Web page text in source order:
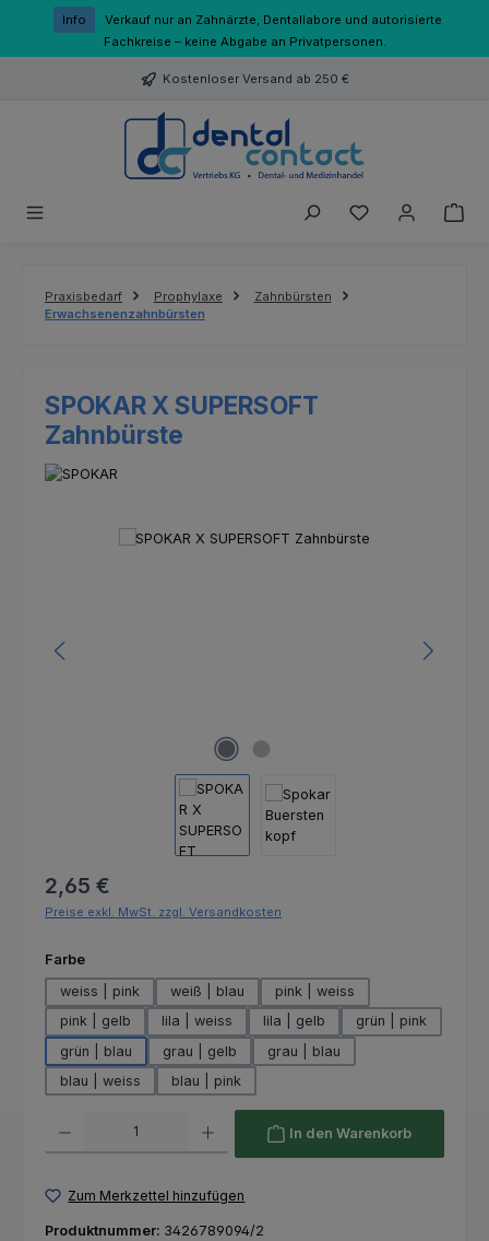
Zum Hauptinhalt springen
Info
Verkauf nur an Zahnärzte, Dentallabore und autorisierte
Fachkreise – keine Abgabe an Privatpersonen.
Kostenloser Versand ab 250 €
Du hast 0
Praxisbedarf Prophylaxe
Zahnbürsten
Erwachsenenzahnbürsten
SPOKAR X SUPERSOFT
Zahnbürste
Bildergalerie überspringen
Regulärer Preis:
2,65 €
Preise exkl. MwSt. zzgl. Versandkosten
Farbeauswählen
weiss | pink
weiß | blau
pink | weiss
pink | gelb
lila | weiss lila | gelb
grün | pink
grün | blau
grau | gelb
grau | blau
blau | weiss
blau | pink
In den Warenkorb
Zum Merkzettel hinzufügen
Produktnummer: 3426789094/2